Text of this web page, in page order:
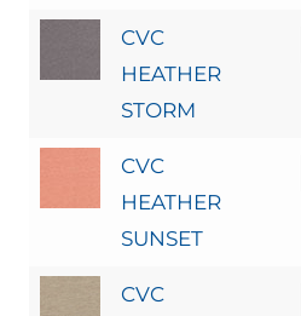
CVC
HEATHER
STORM
CVC
HEATHER
SUNSET
CVC